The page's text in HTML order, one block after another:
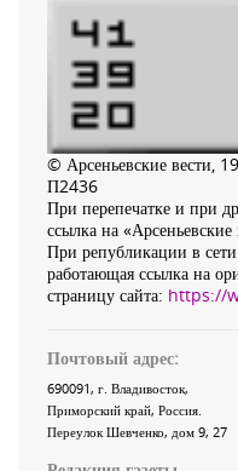
© Арсеньевские вести,
П2436
При перепечатке и при
ссылка на «Арсеньевские
При републикации в сети
работающая ссылка на
страницу сайта: https://
Почтовый адрес:
690091, г. Владивосток,
Приморский край, Россия
Переулок Шевченко, дом 9, 27